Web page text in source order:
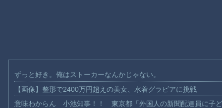
ずっと好き。俺はストーカーなんかじゃない。
【画像】整形で2400万円超えの美女、水着グラビアに挑戦
意味わからん 小池知事！！ 東京都「外国人の新聞配達員に子